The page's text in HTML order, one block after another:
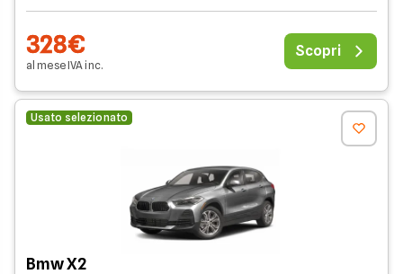
328€
al meseIVAinc.
Scopri
Usato selezionato
Bmw X2